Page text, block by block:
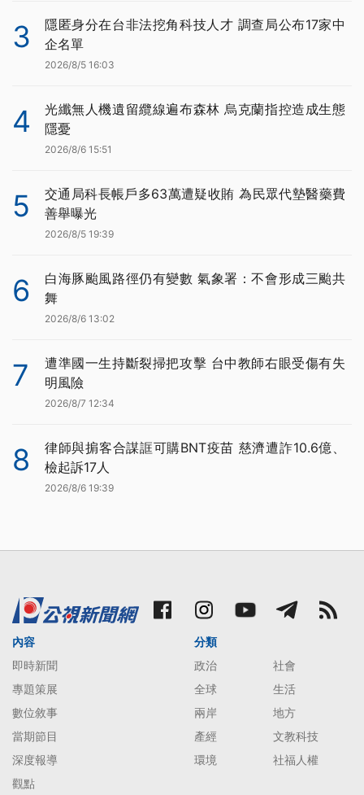
3
隱匿身分在台非法挖角科技人才 調查局公布17家中
企名單
2026/8/5 16:03
4
光纖無人機遺留纜線遍布森林 烏克蘭指控造成生態
隱憂
2026/8/6 15:51
5
交通局科長帳戶多63萬遭疑收賄 為民眾代墊醫藥費
善舉曝光
2026/8/5 19:39
6
白海豚颱風路徑仍有變數 氣象署：不會形成三颱共
舞
2026/8/6 13:02
7
遭準國一生持斷裂掃把攻擊 台中教師右眼受傷有失
明風險
2026/8/7 12:34
8
律師與掮客合謀誆可購BNT疫苗 慈濟遭詐10.6億、
檢起訴17人
2026/8/6 19:39
內容
即時新聞
專題策展
數位敘事
當期節目
深度報導
觀點
分類
政治
社會
全球
生活
兩岸
地方
產經
文教科技
環境
社福人權